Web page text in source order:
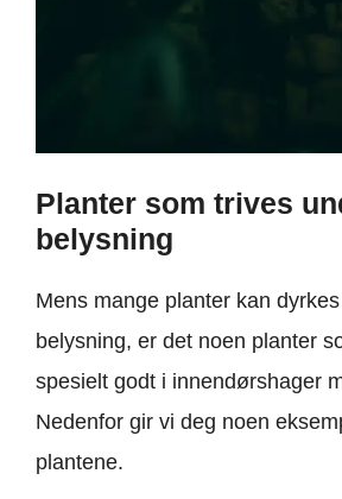
Planter som trives
belysning
Mens mange planter kan
belysning, er det noen planter
spesielt godt i innendørshager
Nedenfor gir vi deg noen
plantene.